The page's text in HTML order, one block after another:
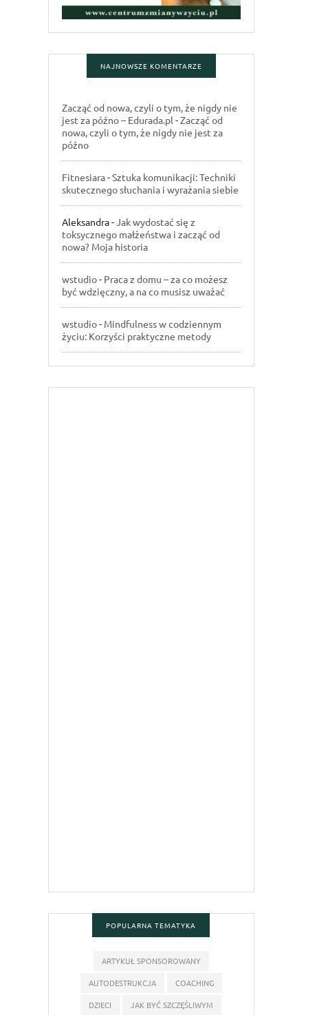
NAJNOWSZE KOMENTARZE
Zacząć od nowa, czyli o tym, że nigdy nie
jest za późno – Edurada.pl -Zacząć od
nowa, czyli o tym, że nigdy nie jest za
późno
Fitnesiara-Sztuka komunikacji: Techniki
skutecznego słuchania i wyrażania siebie
Aleksandra-Jak wydostać się z
toksycznego małżeństwa i zacząć od
nowa? Moja historia
wstudio- Praca z domu – za co możesz
być wdzięczny, a na co musisz uważać
wstudio- Mindfulness w codziennym
życiu: Korzyści praktyczne metody
POPULARNA TEMATYKA
ARTYKUŁ SPONSOROWANY
AUTODESTRUKCJA
COACHING
DZIECI
JAK BYĆ SZCZĘŚLIWYM